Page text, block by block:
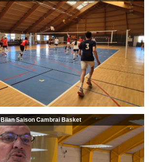
Bilan Saison Cambrai Basket